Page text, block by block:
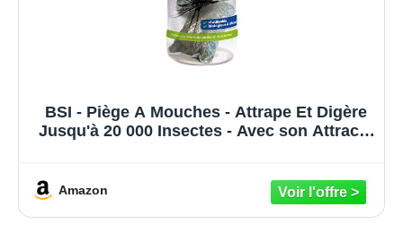
BSI - Piège A Mouches - Attrape Et Digère
Jusqu'à 20 000 Insectes - Avec son Attractif
Amazon